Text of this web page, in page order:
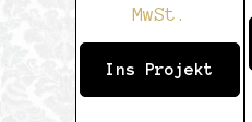
MwSt.
Ins Projekt